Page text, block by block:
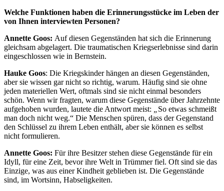
Welche Funktionen haben die Erinnerungsstücke im Leben der
von Ihnen interviewten Personen?
Annette Goos: Auf diesen Gegenständen hat sich die Erinnerung
gleichsam abgelagert. Die traumatischen Kriegserlebnisse sind darin
eingeschlossen wie in Bernstein.
Hauke Goos: Die Kriegskinder hängen an diesen Gegenständen,
aber sie wissen gar nicht so richtig, warum. Häufig sind sie ohne
jeden materiellen Wert, oftmals sind sie nicht einmal besonders
schön. Wenn wir fragten, warum diese Gegenstände über Jahrzehnte
aufgehoben wurden, lautete die Antwort meist:
So etwas schmeißt
man doch nicht weg.“ Die Menschen spüren, dass der Gegenstand
den Schlüssel zu ihrem Leben enthält, aber sie können es selbst
nicht formulieren.
Annette Goos: Für ihre Besitzer stehen diese Gegenstände für ein
Idyll, für eine Zeit, bevor ihre Welt in Trümmer fiel. Oft sind sie das
Einzige, was aus einer Kindheit geblieben ist. Die Gegenstände
sind, im Wortsinn, Habseligkeiten.